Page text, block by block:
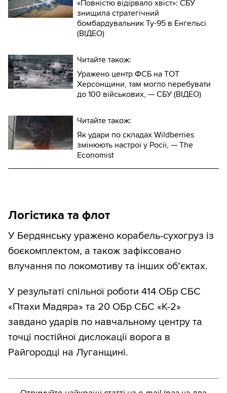
«Повністю відірвало хвіст»: СБУ
знищила стратегічний
бомбардувальник Ту-95 в Енгельсі
(ВІДЕО)
Читайте також:
Уражено центр ФСБ на ТОТ
Херсонщини, там могло перебувати
до 100 військових, — СБУ (ВIДЕО)
Читайте також:
Як удари по складах Wildberries
змінюють настрої у Росії, — The
Economist
Логістика та флот
У Бердянську уражено корабель-сухогруз із
боєкомплектом, а також зафіксовано
влучання по локомотиву та інших об’єктах.
У результаті спільної роботи 414 ОБр СБС
«Птахи Мадяра» та 20 ОБр СБС «К-2»
завдано ударів по навчальному центру та
точці постійної дислокації ворога в
Райгородці на Луганщині.